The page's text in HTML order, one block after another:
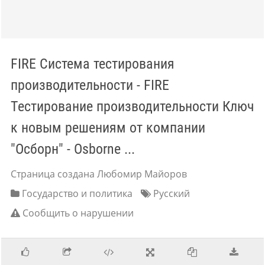
FIRE Система тестирования
производительности - FIRE
Тестирование производительности Ключ
к новым решениям от компании
"Осборн" - Osborne ...
Страница создана Любомир Майоров
Государство и политика
Русский
Сообщить о нарушении